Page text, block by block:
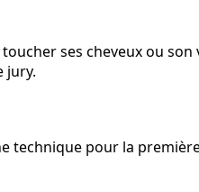
ses cheveux ou son
jury.
technique pour la